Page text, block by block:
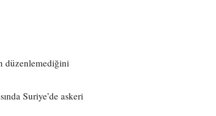
düzenlemediğini
Suriye’de askeri